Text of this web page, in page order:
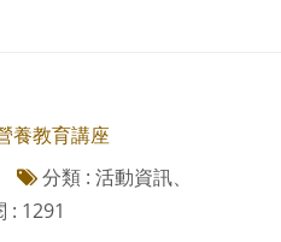
養教育講座
分類 : 活動資訊、
: 1291